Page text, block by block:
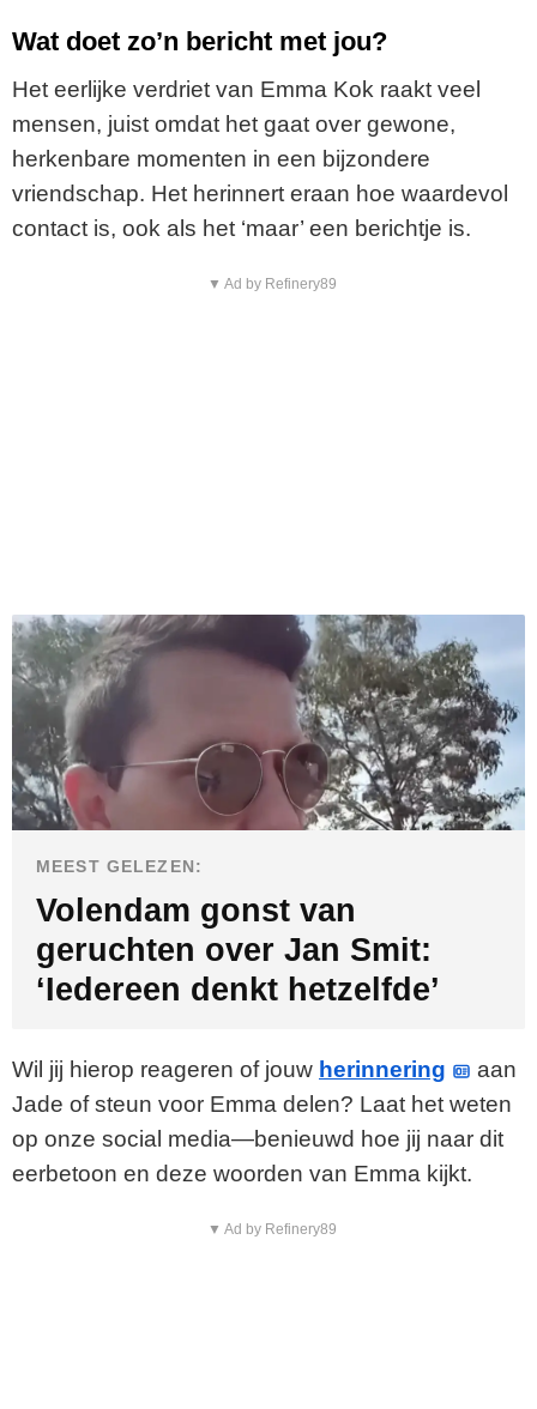
Wat doet zo’n bericht met jou?
Het eerlijke verdriet van Emma Kok raakt veel
mensen, juist omdat het gaat over gewone,
herkenbare momenten in een bijzondere
vriendschap. Het herinnert eraan hoe waardevol
contact is, ook als het ‘maar’ een berichtje is.
▼ Ad by Refinery89
MEEST GELEZEN:
Volendam gonst van
geruchten over Jan Smit:
‘Iedereen denkt hetzelfde’
Wil jij hierop reageren of jouw herinnering
aan
Jade of steun voor Emma delen? Laat het weten
op onze social media—benieuwd hoe jij naar dit
eerbetoon en deze woorden van Emma kijkt.
▼ Ad by Refinery89